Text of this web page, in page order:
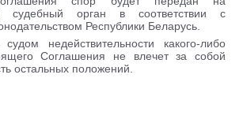
судебный орган в соответствии с
Республики Беларусь.
недействительности какого-либо
Соглашения не влечет за собой
остальных положений.